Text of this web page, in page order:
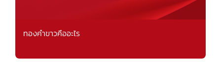
ทองคำขาวคืออะไร